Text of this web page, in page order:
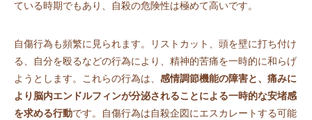
ている時期でもあり、自殺の危険性は極めて高いです。
自傷行為も頻繁に見られます。リストカット、頭を壁に打ち付け
る、自分を殴るなどの行為により、精神的苦痛を一時的に和らげ
ようとします。これらの行為は、 感情調節機能の障害と、痛みに
より脳内エンドルフィンが分泌されることによる一時的な安堵感
を求める行動です。自傷行為は自殺企図にエスカレートする可能